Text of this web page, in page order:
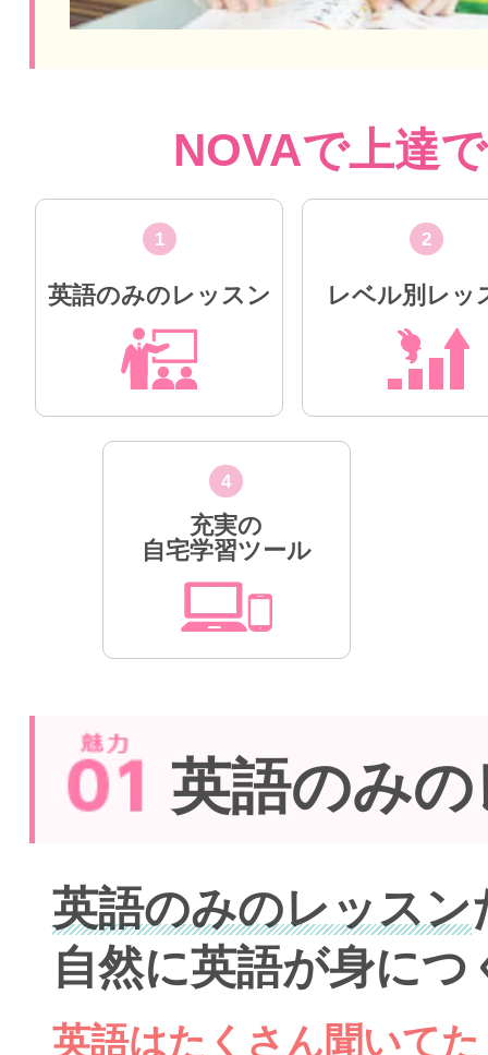
NOVAで上達
1
英語のみのレッスン
2
レベル別レッ
4
充実の
自宅学習ツール
英語のみ
英語のみのレッスン
自然に英語が身につ
英語はたくさん聞いて